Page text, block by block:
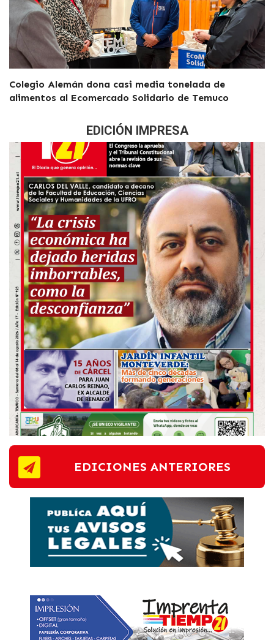
Colegio Alemán dona casi media tonelada de
alimentos al Ecomercado Solidario de Temuco
EDICIÓN IMPRESA
EDICIONES ANTERIORES